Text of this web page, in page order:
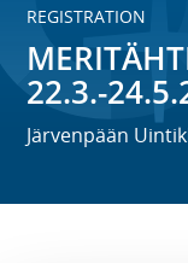
REGISTRATION
22.3.-
Järvenpään